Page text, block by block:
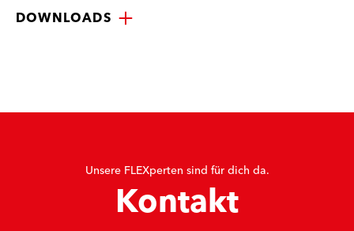
DOWNLOADS
Unsere FLEXperten sind für dich da.
Kontakt